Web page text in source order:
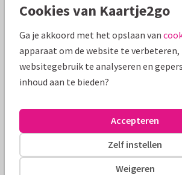
Moederdag kaarten Rosemarijn
Specificaties bij deze kaart
Papiersoort: Kies uit 6 luxe
Adres: Achterop de kaart
Formaten
Cookies van Kaartje2go
Ga je akkoord met het opslaan van
apparaat om de website te verbeteren,
websitegebruik te analyseren en
inhoud aan te bieden?
Weigeren
Zelf instellen
Accepteren